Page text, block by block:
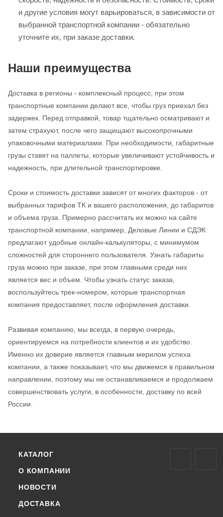
и другие условия могут варьироваться, в зависимости от
выбранной транспортной компании - обязательно
уточните их, при заказе доставки.
Наши преимущества
Доставка в регионы - комплексный процесс, при этом
транспортные компании делают все, чтобы груз приехал без
задержек. Перед отправкой, товар тщательно осматривают и
затем страхуют, после чего защищают высокопрочными
упаковочными материалами. При необходимости, габаритные
грузы ставят на паллеты, которые увеличивают устойчивость и
надежность, при длительной транспортировке.
Сроки и стоимость доставки зависят от многих факторов - от
выбранных тарифов ТК и вашего расположения, до габаритов
и объема груза. Примерно рассчитать их можно на сайте
транспортной компании, например, Деловые Линии и СДЭК
предлагают удобные онлайн-калькуляторы, с минимумом
сложностей для стороннего пользователя. Узнать габариты
груза можно при заказе, при этом главными среди них
является вес и объем. Чтобы узнать статус заказа,
воспользуйтесь трек-номером, которые транспортная
компания предоставляет, после оформления доставки.
Развивая компанию, мы всегда, в первую очередь,
ориентируемся на потребности клиентов и их удобство.
Именно их доверие является главным мерилом успеха
компании, а также показывает, что мы движемся в правильном
направлении, поэтому мы не останавливаемся и продолжаем
совершенствовать услуги, в особенности, доставку по всей
России.
КАТАЛОГ
О КОМПАНИИ
НОВОСТИ
ДОСТАВКА